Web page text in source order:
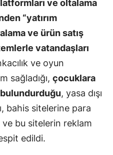
Kütahya
Manisa
Mardin
ve oltalama
“yatırım
ve ürün satış
vatandaşları
ve oyun
sağladığı, çocuklara
, yasa dışı
bahis sitelerine para
ve bu sitelerin reklam
edildi.